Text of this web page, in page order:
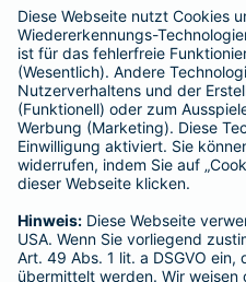
Kranken-